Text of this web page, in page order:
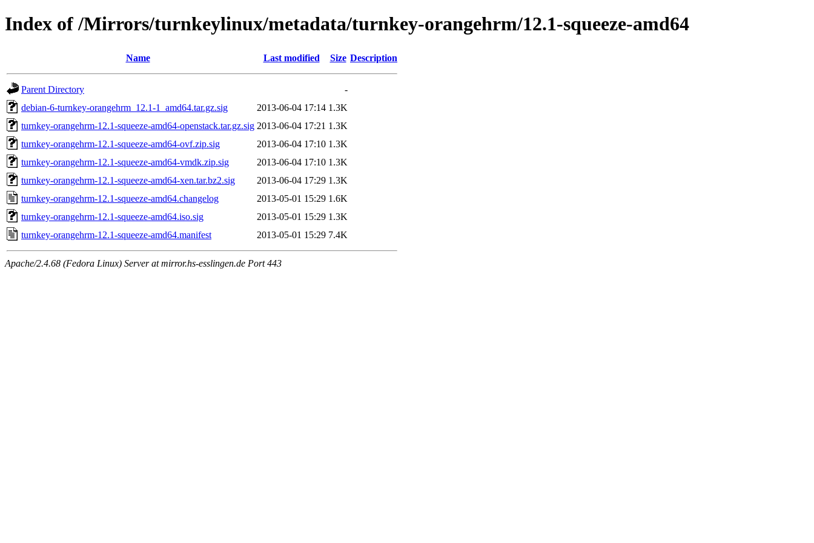
Index of /Mirrors/turnkeylinux/metadata/turnkey-orangehrm/12.1-squeeze-amd64
Name Last modified Size Description
Parent Directory
-
debian-6-turnkey-orangehrm_12.1-1_amd64.tar.gz.sig
2013-06-04 17:14 1.3K
turnkey-orangehrm-12.1-squeeze-amd64-openstack.tar.gz.sig 2013-06-04 17:21 1.3K
turnkey-orangehrm-12.1-squeeze-amd64-ovf.zip.sig
2013-06-04 17:10 1.3K
turnkey-orangehrm-12.1-squeeze-amd64-vmdk.zip.sig
2013-06-04 17:10 1.3K
turnkey-orangehrm-12.1-squeeze-amd64-xen.tar.bz2.sig
2013-06-04 17:29 1.3K
turnkey-orangehrm-12.1-squeeze-amd64.changelog
2013-05-01 15:29 1.6K
turnkey-orangehrm-12.1-squeeze-amd64.iso.sig
2013-05-01 15:29 1.3K
turnkey-orangehrm-12.1-squeeze-amd64.manifest
2013-05-01 15:29 7.4K
Apache/2.4.68 (Fedora Linux) Server at mirror.hs-esslingen.de Port 443